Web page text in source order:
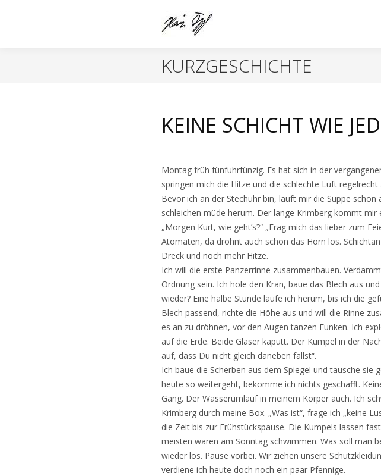
KURZGESCHICHTE
KEINE SCHICHT WIE
Montag früh fünfuhrfünzig. Es hat sich in der
springen mich die Hitze und die schlechte Luft regelrecht
Bevor ich an der Stechuhr bin, läuft mir die Suppe
schleichen müde herum. Der lange Krimberg kommt mir
„Morgen Kurt, wie geht’s?“ „Frag mich das lieber zum
Atomaten, da dröhnt auch schon das Horn los.
Dreck und noch mehr Hitze.
Ich will die erste Panzerrinne zusammenbauen.
Ordnung sein. Ich hole den Kran, baue das Blech aus
wieder? Eine halbe Stunde laufe ich herum, bis ich die
Blech passend, richte die Höhe aus und will die Rinne
es an zu dröhnen, vor den Augen tanzen Funken. Ich
auf die Erde. Beide Gläser kaputt. Der Kumpel in der
auf, dass Du nicht gleich daneben fällst“.
Ich baue die Scherben aus dem Spiegel und tausche sie
heute so weitergeht, bekomme ich nichts geschafft.
Gang. Der Wasserumlauf in meinem Körper auch. Ich
Krimberg durch meine Box. „Was ist“, frage ich „keine
die Zeit bis zur Frühstückspause. Die Kumpels lassen
meisten waren am Sonntag schwimmen. Was soll man
wieder los. Pause vorbei. Wir ziehen unsere
verdiene ich heute doch noch ein paar Pfennige.